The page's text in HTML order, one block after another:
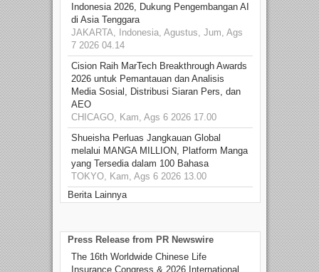
Indonesia 2026, Dukung Pengembangan AI
di Asia Tenggara
JAKARTA, Indonesia, Agustus, Jum, Ags
7 2026 04.14
Cision Raih MarTech Breakthrough Awards
2026 untuk Pemantauan dan Analisis
Media Sosial, Distribusi Siaran Pers, dan
AEO
CHICAGO, Kam, Ags 6 2026 17.00
Shueisha Perluas Jangkauan Global
melalui MANGA MILLION, Platform Manga
yang Tersedia dalam 100 Bahasa
TOKYO, Kam, Ags 6 2026 13.00
Berita Lainnya
Press Release from PR Newswire
The 16th Worldwide Chinese Life
Insurance Congress & 2026 International